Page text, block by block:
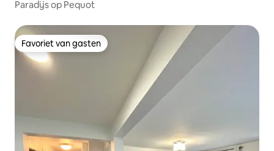
Paradijs op Pequot
Favoriet van gasten
Favoriet van gasten